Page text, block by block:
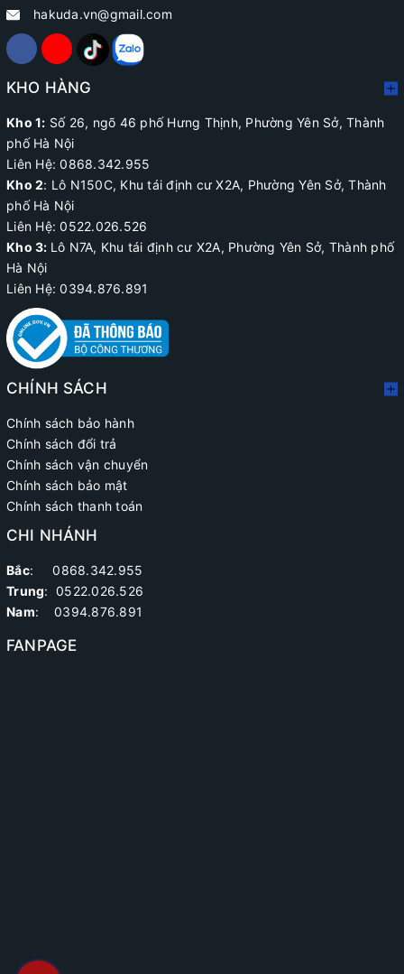
hakuda.vn@gmail.com
KHO HÀNG
Kho 1: Số 26, ngõ 46 phố Hưng Thịnh, Phường Yên Sở, Thành
phố Hà Nội
Liên Hệ: 0868.342.955
Kho 2: Lô N150C, Khu tái định cư X2A, Phường Yên Sở, Thành
phố Hà Nội
Liên Hệ:0522.026.526
Kho 3: Lô N7A, Khu tái định cư X2A, Phường Yên Sở, Thành phố
Hà Nội
Liên Hệ: 0394.876.891
CHÍNH SÁCH
Chính sách bảo hành
Chính sách đổi trả
Chính sách vận chuyển
Chính sách bảo mật
Chính sách thanh toán
CHI NHÁNH
Bắc: 0868.342.955
Trung: 0522.026.526
Nam: 0394.876.891
FANPAGE